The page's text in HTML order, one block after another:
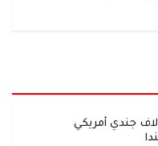
تؤكد: نحو 10 آلاف جندي أمريكي